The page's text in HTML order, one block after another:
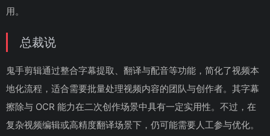
用。
总裁说
鬼手剪辑通过整合字幕提取、翻译与配音等功能，简化了视频本
地化流程，适合需要批量处理视频内容的团队与创作者。其字幕
擦除与 OCR 能力在二次创作场景中具有一定实用性。不过，在
复杂视频编辑或高精度翻译场景下，仍可能需要人工参与优化。